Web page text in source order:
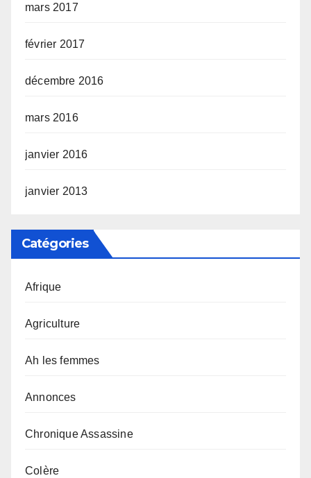
mars 2017
février 2017
décembre 2016
mars 2016
janvier 2016
janvier 2013
Catégories
Afrique
Agriculture
Ah les femmes
Annonces
Chronique Assassine
Colère